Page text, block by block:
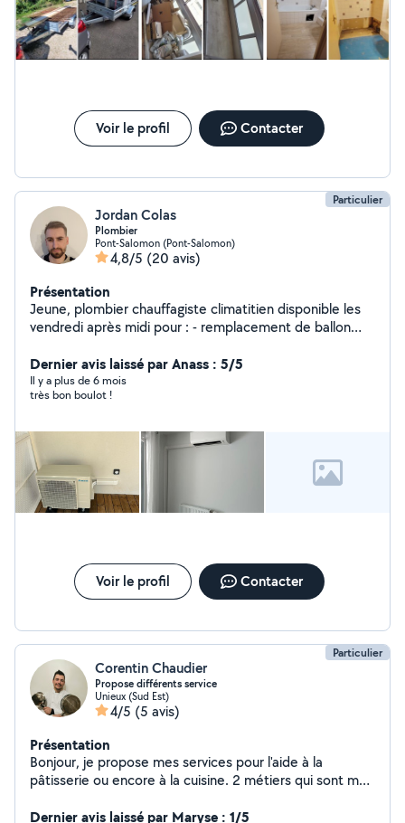
21h 7 jours sur 7 MED-K BRICOLAGE ET MANUTENTION
Travail consciencieux et rigoureux
Voir le profil Contacter
Particulier
Jordan Colas
Plombier
Pont-Salomon (Pont-Salomon)
4,8/5 (20 avis)
Présentation
Jeune, plombier chauffagiste climatitien disponible les
vendredi après midi pour : - remplacement de ballon
à chaleur air/air ou air/eau ou géothermique. -
changement de mécanisme de wc et ou flotteur. -
changement de robinet. - joint d'étanchéité bac à
Dernier avis laissé par Anass : 5/5
Il y a plus de 6 mois
très bon boulot !
Voir le profil Contacter
Particulier
Corentin Chaudier
Propose différents service
Unieux (Sud Est)
4/5 (5 avis)
Présentation
Bonjour, je propose mes services pour l'aide à la
pâtisserie ou encore à la cuisine. 2 métiers qui sont mes
soigneux donc je propose mes services également pour
Dernier avis laissé par Maryse : 1/5